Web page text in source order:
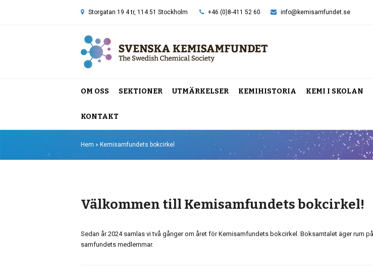
Storgatan 19 4 tr, 114 51 Stockholm +46 (0)8-411 52 60 info@kemisamfundet.se
OM OSS SEKTIONER UTMÄRKELSER KEMIHISTORIA KEMI I SKOLAN
KONTAKT
Hem » Kemisamfundets bokcirkel
Välkommen till Kemisamfundets bokcirkel!
Sedan år 2024 samlas vi två gånger om året för Kemisamfundets bokcirkel. Boksamtalet äger rum
samfundets medlemmar.